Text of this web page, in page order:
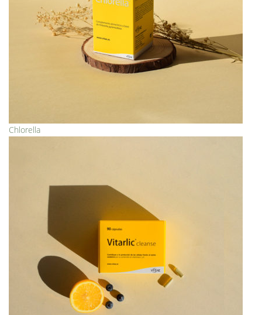
Chlorella